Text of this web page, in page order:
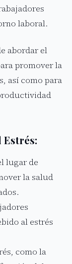
laboral.
abordar el
promover la
así como para
Estrés:
lugar de
la salud
al estrés
como la